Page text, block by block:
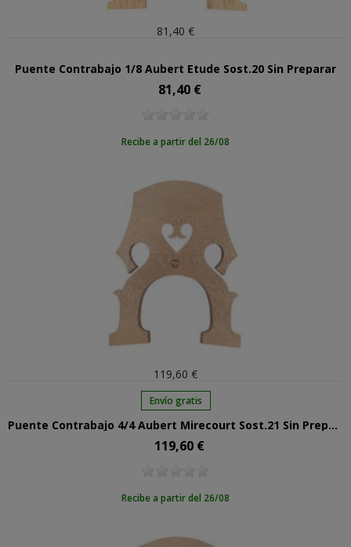
81,40 €
Puente Contrabajo 1/8 Aubert Etude Sost.20 Sin Preparar
Precio
81,40 €
Recibe a partir del 26/08
119,60 €
Envío gratis
Puente Contrabajo 4/4 Aubert Mirecourt Sost.21 Sin Preparar
Precio
119,60 €
Recibe a partir del 26/08